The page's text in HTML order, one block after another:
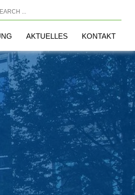
AKTUELLES KONTAKT